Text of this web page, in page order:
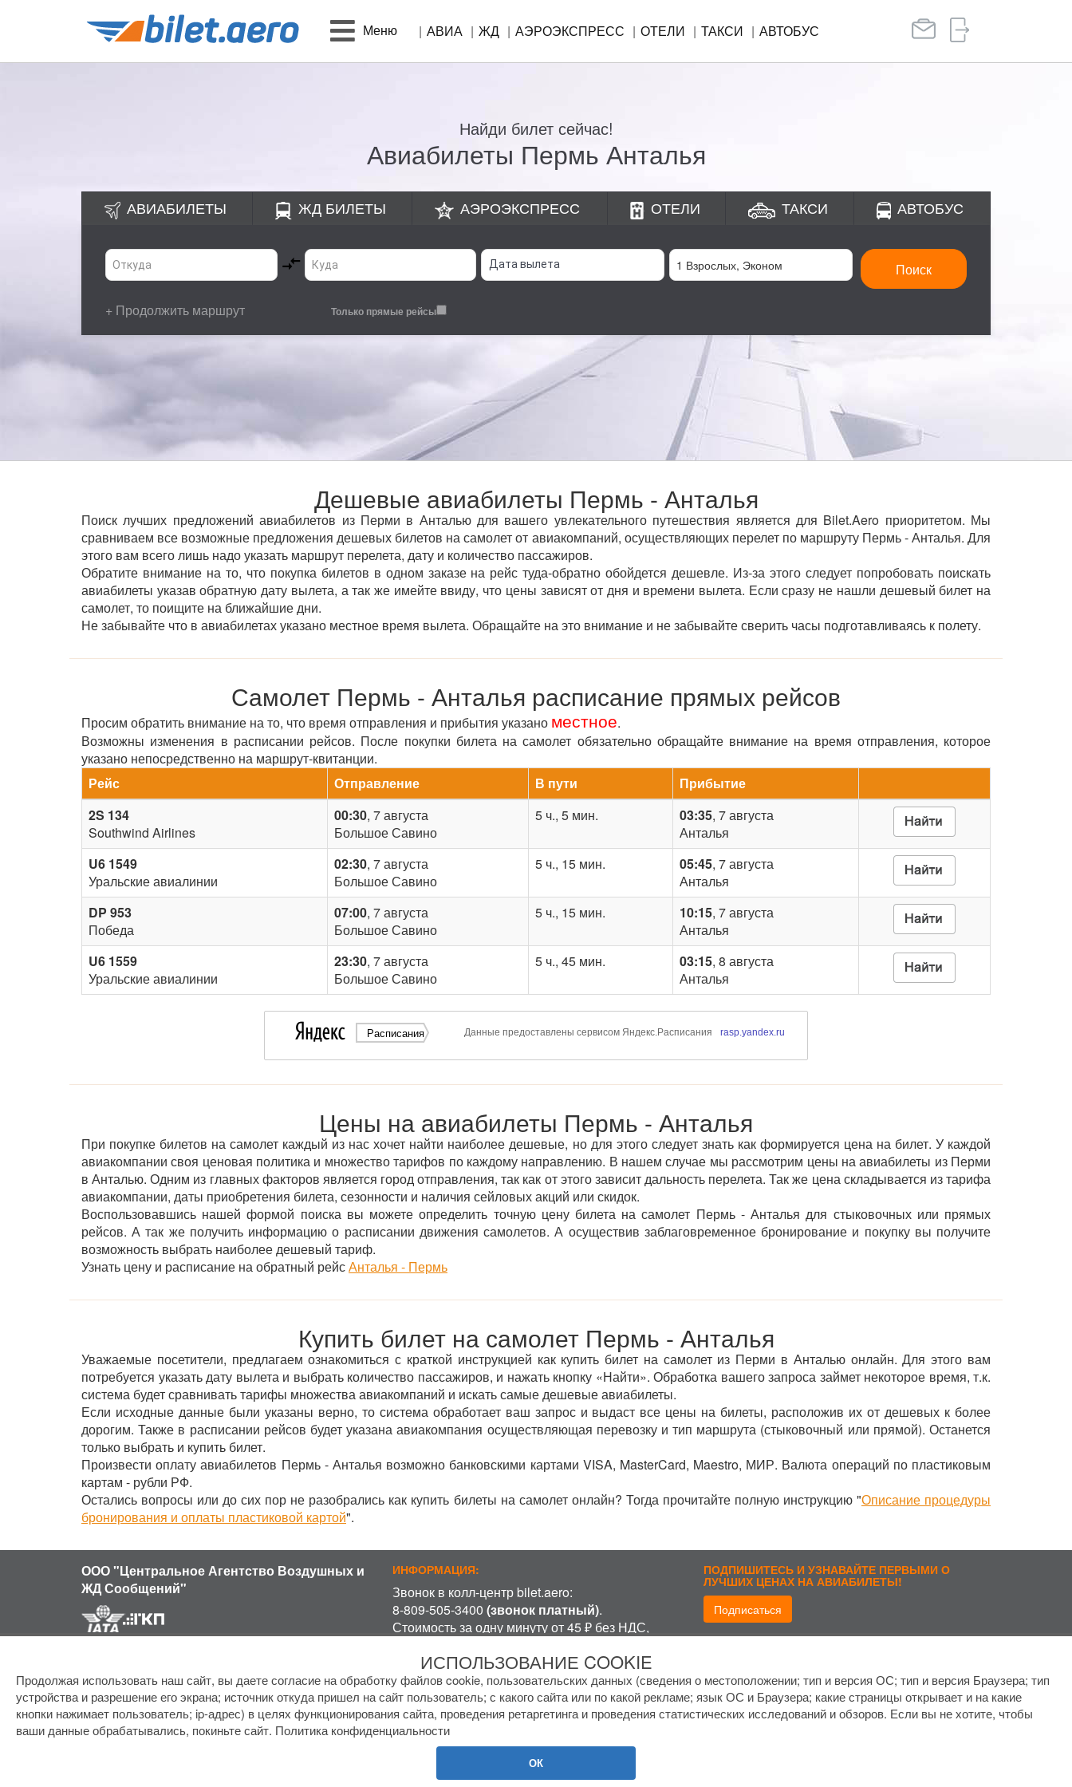
Меню АВИА ЖД АЭРОЭКСПРЕСС ОТЕЛИ ТАКСИ АВТОБУС
Найди билет сейчас!
Авиабилеты Пермь Анталья
АВИАБИЛЕТЫ ЖД БИЛЕТЫ АЭРОЭКСПРЕСС ОТЕЛИ ТАКСИ АВТОБУС
Поиск
+ Продолжить маршрут Только прямые рейсы
Дешевые авиабилеты Пермь - Анталья
Поиск лучших предложений авиабилетов из Перми в Анталью для вашего увлекательного путешествия является для Bilet.Aero приоритетом. Мы
сравниваем все возможные предложения дешевых билетов на самолет от авиакомпаний, осуществляющих перелет по маршруту Пермь - Анталья. Для
этого вам всего лишь надо указать маршрут перелета, дату и количество пассажиров.
Обратите внимание на то, что покупка билетов в одном заказе на рейс туда-обратно обойдется дешевле. Из-за этого следует попробовать поискать
авиабилеты указав обратную дату вылета, а так же имейте ввиду, что цены зависят от дня и времени вылета. Если сразу не нашли дешевый билет на
самолет, то поищите на ближайшие дни.
Не забывайте что в авиабилетах указано местное время вылета. Обращайте на это внимание и не забывайте сверить часы подготавливаясь к полету.
Самолет Пермь - Анталья расписание прямых рейсов
Просим обратить внимание на то, что время отправления и прибытия указано местное.
Возможны изменения в расписании рейсов. После покупки билета на самолет обязательно обращайте внимание на время отправления, которое
указано непосредственно на маршрут-квитанции.
Рейс
Отправление В пути
Прибытие
2S 134
Southwind Airlines
00:30, 7 августа
Большое Савино
5 ч., 5 мин. 03:35, 7 августа
Анталья
U6 1549
Уральские авиалинии
02:30, 7 августа
Большое Савино
5 ч., 15 мин. 05:45, 7 августа
Анталья
DP 953
Победа
07:00, 7 августа
Большое Савино
5 ч., 15 мин. 10:15, 7 августа
Анталья
U6 1559
Уральские авиалинии
23:30, 7 августа
Большое Савино
5 ч., 45 мин. 03:15, 8 августа
Анталья
Расписания Данные предоставлены сервисом Яндекс.Расписания rasp.yandex.ru
Цены на авиабилеты Пермь - Анталья
При покупке билетов на самолет каждый из нас хочет найти наиболее дешевые, но для этого следует знать как формируется цена на билет. У каждой
авиакомпании своя ценовая политика и множество тарифов по каждому направлению. В нашем случае мы рассмотрим цены на авиабилеты из Перми
в Анталью. Одним из главных факторов является город отправления, так как от этого зависит дальность перелета. Так же цена складывается из тарифа
авиакомпании, даты приобретения билета, сезонности и наличия сейловых акций или скидок.
Воспользовавшись нашей формой поиска вы можете определить точную цену билета на самолет Пермь - Анталья для стыковочных или прямых
рейсов. А так же получить информацию о расписании движения самолетов. А осуществив заблаговременное бронирование и покупку вы получите
возможность выбрать наиболее дешевый тариф.
Узнать цену и расписание на обратный рейсАнталья - Пермь
Купить билет на самолет Пермь - Анталья
Уважаемые посетители, предлагаем ознакомиться с краткой инструкцией как купить билет на самолет из Перми в Анталью онлайн. Для этого вам
потребуется указать дату вылета и выбрать количество пассажиров, и нажать кнопку «Найти». Обработка вашего запроса займет некоторое время, т.к.
система будет сравнивать тарифы множества авиакомпаний и искать самые дешевые авиабилеты.
Если исходные данные были указаны верно, то система обработает ваш запрос и выдаст все цены на билеты, расположив их от дешевых к более
дорогим. Также в расписании рейсов будет указана авиакомпания осуществляющая перевозку и тип маршрута (стыковочный или прямой). Останется
только выбрать и купить билет.
Произвести оплату авиабилетов Пермь - Анталья возможно банковскими картами VISA, MasterCard, Maestro, МИР. Валюта операций по пластиковым
картам - рубли РФ.
Остались вопросы или до сих пор не разобрались как купить билеты на самолет онлайн? Тогда прочитайте полную инструкцию "Описание процедуры
бронирования и оплаты пластиковой картой".
ООО "Центральное Агентство Воздушных и
ЖД Сообщений"
ИНФОРМАЦИЯ:
Звонок в колл-центр bilet.aero:
8-809-505-3400 (звонок платный).
Стоимость за одну минуту от 45 ₽ без НДС,
оператором, в зависимости от региона и
оператора связи.
График работы колл-центра:
пн-пт с 7 до 17 МСК
сб-вс с8 до 15 МСК
ПОДПИШИТЕСЬ И УЗНАВАЙТЕ ПЕРВЫМИ О
ЛУЧШИХ ЦЕНАХ НА АВИАБИЛЕТЫ!
Подписаться
Помощь
ИСПОЛЬЗОВАНИЕ COOKIE
Продолжая использовать наш сайт, вы даете согласие на обработку файлов cookie, пользовательских данных (сведения о местоположении; тип и версия ОС; тип и версия Браузера; тип
устройства и разрешение его экрана; источник откуда пришел на сайт пользователь; с какого сайта или по какой рекламе; язык ОС и Браузера; какие страницы открывает и на какие
кнопки нажимает пользователь; ip-адрес) в целях функционирования сайта, проведения ретаргетинга и проведения статистических исследований и обзоров. Если вы не хотите, чтобы
ваши данные обрабатывались, покиньте сайт. Политика конфиденциальности
ОК